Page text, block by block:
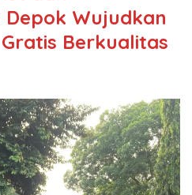
Wujudkan
Berkualitas